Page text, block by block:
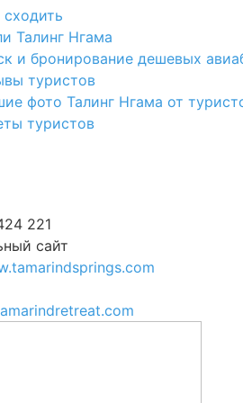
сходить
Талинг Нгама
и бронирование дешевых
туристов
фото Талинг Нгама от
туристов
221
сайт